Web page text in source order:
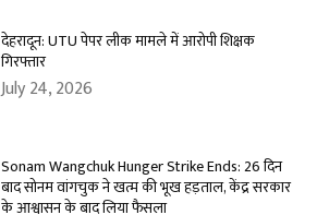
देहरादून: UTU पेपर लीक मामले में आरोपी शिक्षक
गिरफ्तार
July 24, 2026
Sonam Wangchuk Hunger Strike Ends: 26 दिन
बाद सोनम वांगचुक ने खत्म की भूख हड़ताल, केंद्र सरकार
के आश्वासन के बाद लिया फैसला